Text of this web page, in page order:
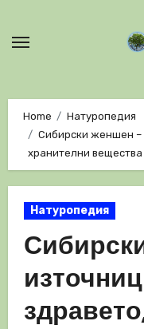
Home
Натуропедия
Сибирски женшен –
хранителни
Натуропедия